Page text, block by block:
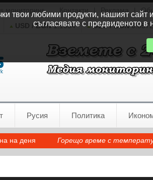
мониторинг
USD / BGN1.1554 GBP / BGN0.8572
Русия Политика
на деня Горещо време с
твои любими продукти, нашият сайт
съгласявате с предвиденото